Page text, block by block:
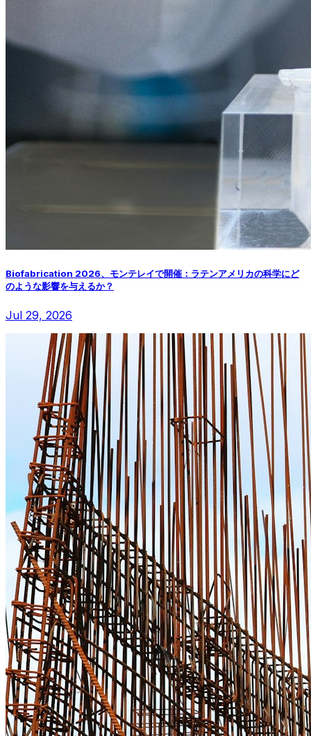
Biofabrication 2026、モンテレイで開催：ラテンアメリカの科学にど
のような影響を与えるか？
Jul 29, 2026